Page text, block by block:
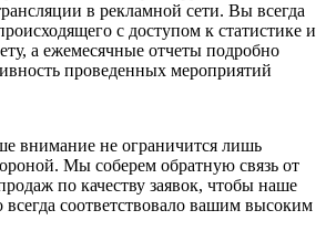
в рекламной сети. Вы всегда
с доступом к статистике и
а ежемесячные отчеты подробно
проведенных мероприятий
внимание не ограничится лишь
Мы соберем обратную связь от
по качеству заявок, чтобы наше
всегда соответствовало вашим высоким